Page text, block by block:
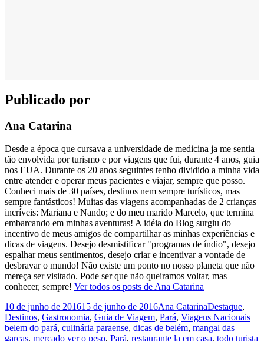
Publicado por
Ana Catarina
Desde a época que cursava a universidade de medicina ja me sentia
tão envolvida por turismo e por viagens que fui, durante 4 anos, guia
nos EUA. Durante os 20 anos seguintes tenho dividido a minha vida
entre atender e operar meus pacientes e viajar, sempre que posso.
Conheci mais de 30 países, destinos nem sempre turísticos, mas
sempre fantásticos! Muitas das viagens acompanhadas de 2 crianças
incríveis: Mariana e Nando; e do meu marido Marcelo, que termina
embarcando em minhas aventuras! A idéia do Blog surgiu do
incentivo de meus amigos de compartilhar as minhas experiências e
dicas de viagens. Desejo desmistificar "programas de índio", desejo
espalhar meus sentimentos, desejo criar e incentivar a vontade de
desbravar o mundo! Não existe um ponto no nosso planeta que não
mereça ser visitado. Pode ser que não queiramos voltar, mas
conhecer, sempre! Ver todos os posts de Ana Catarina
Publicado
em
10 de junho de 201615 de junho de 2016Autor
Ana CatarinaCategorias
Destaque,
Destinos, Gastronomia, Guia de Viagem, Pará, Viagens Nacionais
belem do pará, culinária paraense, dicas de belém, mangal das
garças, mercado ver o peso, Pará, restaurante la em casa, todo turista